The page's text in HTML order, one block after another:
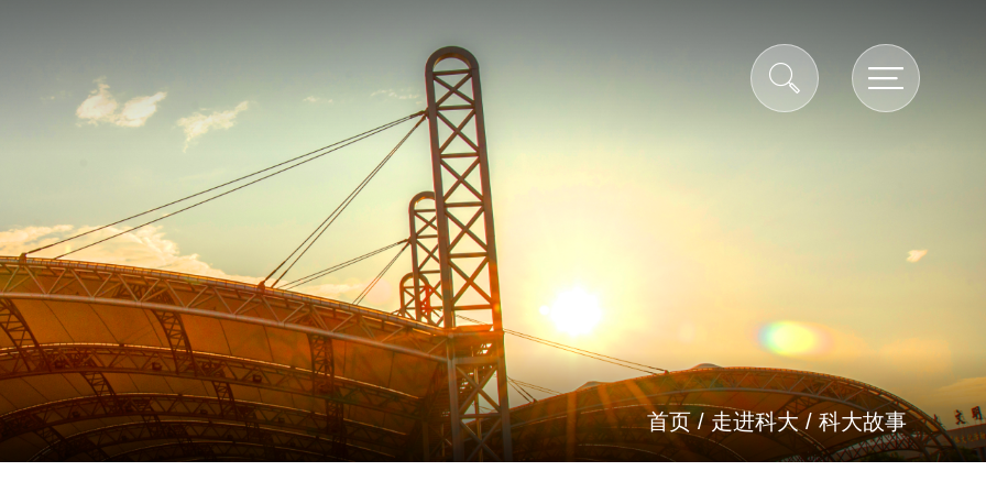
首页/ 走进科大/科大故事